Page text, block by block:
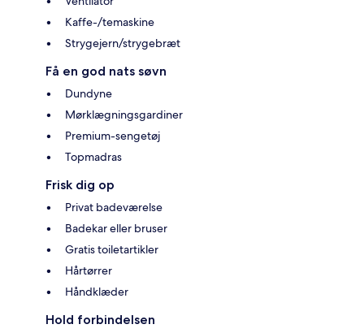
Kaffe-/temaskine
Strygejern/strygebræt
Få en god nats søvn
Dundyne
Mørklægningsgardiner
Premium-sengetøj
Topmadras
Frisk dig op
Privat badeværelse
Badekar eller bruser
Gratis toiletartikler
Hårtørrer
Håndklæder
Hold forbindelsen